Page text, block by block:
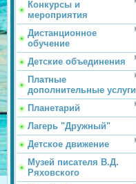
Конкурсы и
мероприятия
Дистанционное
обучение
Детские объединения
Платные
дополнительные услуги
Планетарий
Лагерь "Дружный"
Детское движение
Музей писателя В.Д.
Ряховского